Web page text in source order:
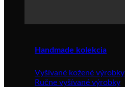
Handmade kolekcia
Vyšívané kožené výrobky
Ručne vyšívané výrobky